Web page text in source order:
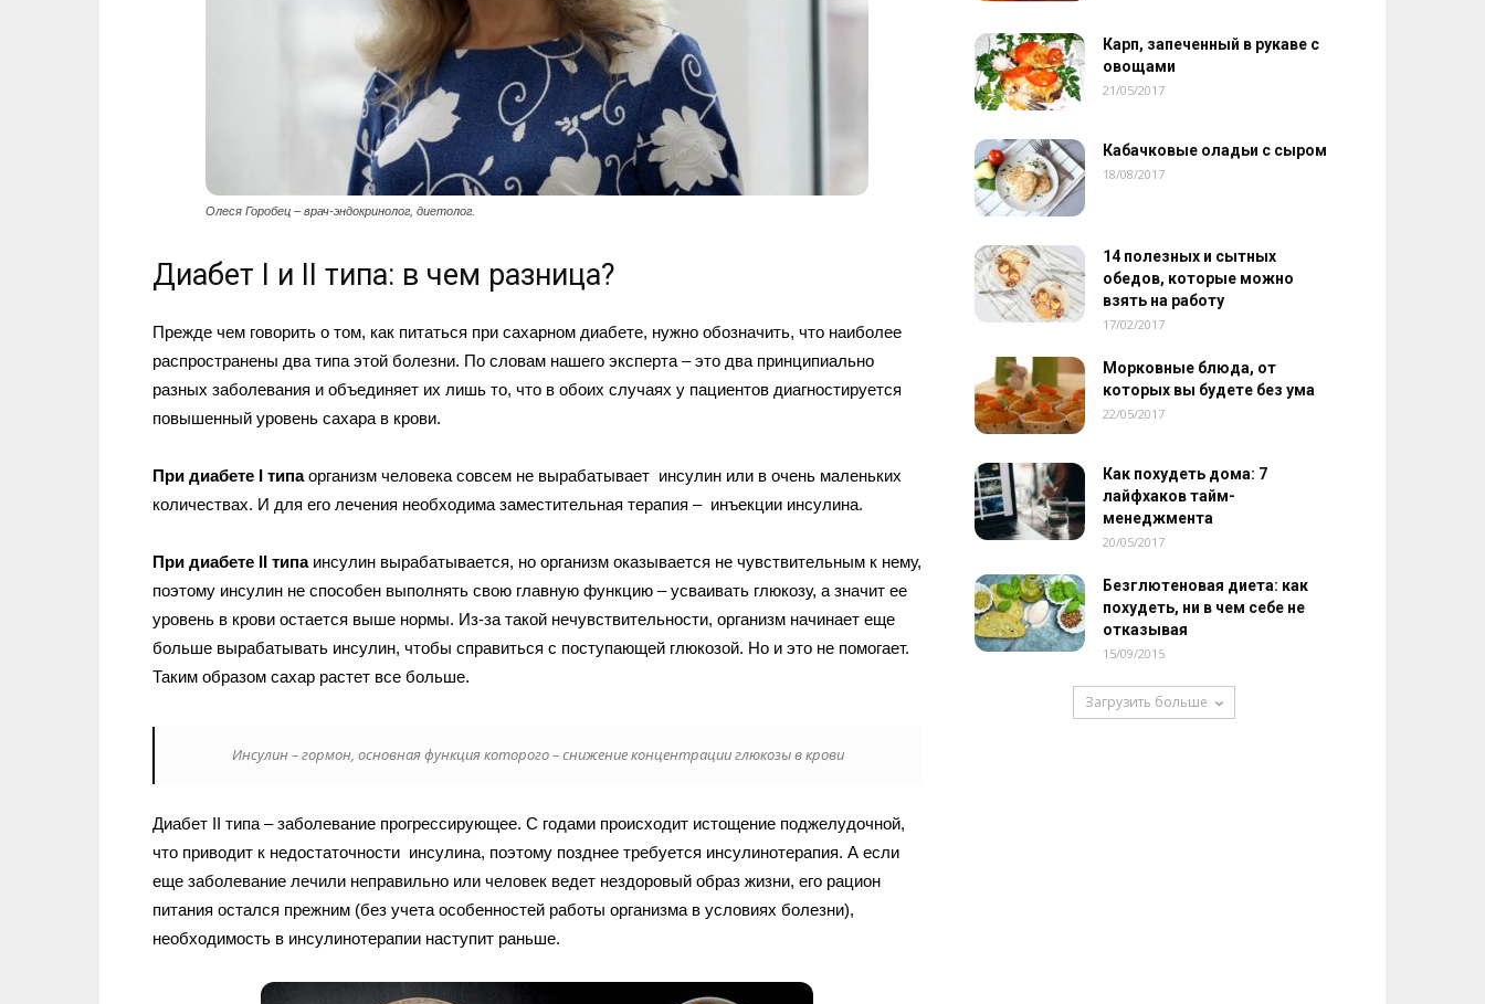
Олеся Горобец – врач-эндокринолог, диетолог.
Диабет I и II типа: в чем разница?
Прежде чем говорить о том, как питаться при сахарном диабете, нужно обозначить, что наиболее
распространены два типа этой болезни. По словам нашего эксперта – это два принципиально
разных заболевания и объединяет их лишь то, что в обоих случаях у пациентов диагностируется
повышенный уровень сахара в крови.
При диабете I типаорганизм человека совсем не вырабатывает инсулин или в очень маленьких
количествах. И для его лечения необходима заместительная терапия – инъекции инсулина.
При диабете II типаинсулин вырабатывается, но организм оказывается не чувствительным к нему,
поэтому инсулин не способен выполнять свою главную функцию – усваивать глюкозу, а значит ее
уровень в крови остается выше нормы. Из-за такой нечувствительности, организм начинает еще
больше вырабатывать инсулин, чтобы справиться с поступающей глюкозой. Но и это не помогает.
Таким образом сахар растет все больше.
Инсулин – гормон, основная функция которого – снижение концентрации глюкозы в крови
Диабет II типа – заболевание прогрессирующее. С годами происходит истощение поджелудочной,
что приводит к недостаточности инсулина, поэтому позднее требуется инсулинотерапия. А если
еще заболевание лечили неправильно или человек ведет нездоровый образ жизни, его рацион
питания остался прежним (без учета особенностей работы организма в условиях болезни),
необходимость в инсулинотерапии наступит раньше.
Карп, запеченный в рукаве с
овощами
21/05/2017
Кабачковые оладьи с сыром
18/08/2017
14 полезных и сытных
обедов, которые можно
взять на работу
17/02/2017
Морковные блюда, от
которых вы будете без ума
22/05/2017
Как похудеть дома: 7
лайфхаков тайм-
менеджмента
20/05/2017
Безглютеновая диета: как
похудеть, ни в чем себе не
отказывая
15/09/2015
Загрузить больше